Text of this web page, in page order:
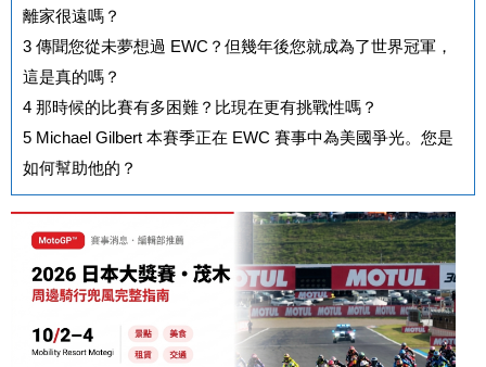
離家很遠嗎？
3 傳聞您從未夢想過 EWC？但幾年後您就成為了世界冠軍，
這是真的嗎？
4 那時候的比賽有多困難？比現在更有挑戰性嗎？
5 Michael Gilbert 本賽季正在 EWC 賽事中為美國爭光。您是
如何幫助他的？